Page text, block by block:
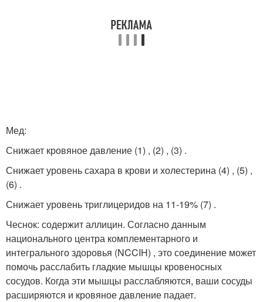
Мед:
Снижает кровяное давление (1) , (2) , (3) .
Снижает уровень сахара в крови и холестерина (4) , (5) ,
(6) .
Снижает уровень триглицеридов на 11-19% (7) .
Чеснок: содержит аллицин. Согласно данным
национального центра комплементарного и
интегрального здоровья (NCCIH) , это соединение может
помочь расслабить гладкие мышцы кровеносных
сосудов. Когда эти мышцы расслабляются, ваши сосуды
расширяются и кровяное давление падает.